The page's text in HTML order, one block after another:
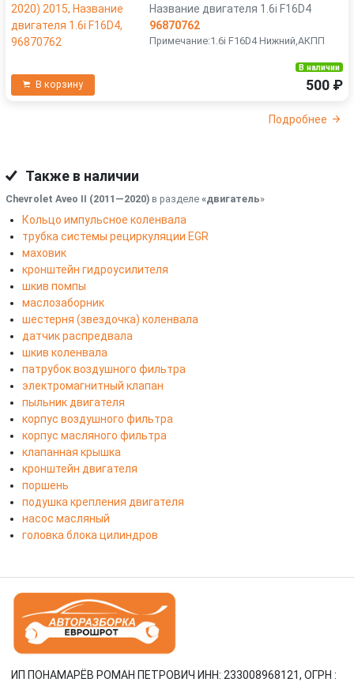
Название двигателя 1.6i F16D4
96870762
Примечание:1.6i F16D4 Нижний,АКПП
В корзину
В наличии
500 ₽
Подробнее
Также в наличии
Chevrolet Aveo II (2011—2020) в разделе «двигатель»
Кольцо импульсное коленвала
трубка системы рециркуляции EGR
маховик
кронштейн гидроусилителя
шкив помпы
маслозаборник
шестерня (звездочка) коленвала
датчик распредвала
шкив коленвала
патрубок воздушного фильтра
электромагнитный клапан
пыльник двигателя
корпус воздушного фильтра
корпус масляного фильтра
клапанная крышка
кронштейн двигателя
поршень
подушка крепления двигателя
насос масляный
головка блока цилиндров
ИП ПОНАМАРЁВ РОМАН ПЕТРОВИЧ ИНН: 233008968121, ОГРН :